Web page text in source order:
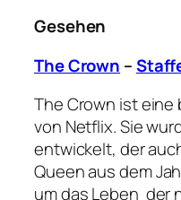
Gesehen
The Crown –
The Crown ist
von Netflix. Sie
entwickelt, der
Queen aus dem
um das Leben der